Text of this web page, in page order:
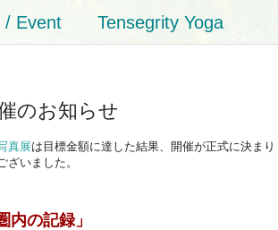
/ Event Tensegrity Yoga
のお知らせ
真展は目標金額に達した結果、開催が正式に決まり
いました。
の記録」